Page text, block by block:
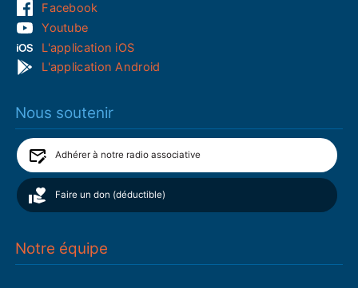
Facebook
Youtube
L'application iOS
L'application Android
Nous soutenir
Adhérer à notre radio associative
Faire un don (déductible)
Notre équipe